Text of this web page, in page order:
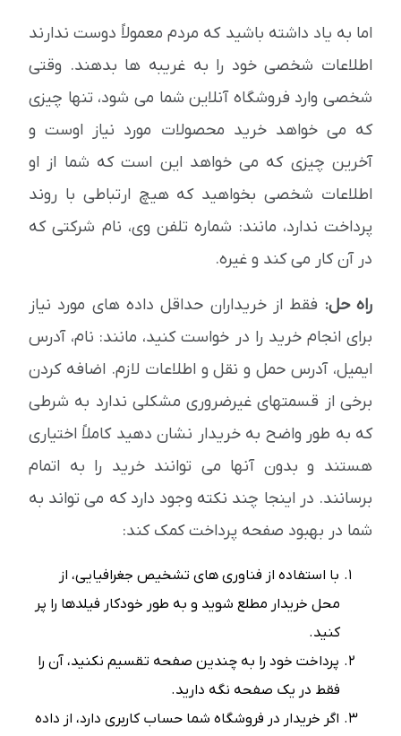
اما به یاد داشته باشید که مردم معمولاً دوست ندارند
اطلاعات شخصی خود را به غریبه ها بدهند. وقتی
شخصی وارد فروشگاه آنلاین شما می شود، تنها چیزی
که می خواهد خرید محصولات مورد نیاز اوست و
آخرین چیزی که می خواهد این است که شما از او
اطلاعات شخصی بخواهید که هیچ ارتباطی با روند
پرداخت ندارد، مانند: شماره تلفن وی، نام شرکتی که
در آن کار می کند و غیره.
راه حل: فقط از خریداران حداقل داده های مورد نیاز
برای انجام خرید را در خواست کنید، مانند: نام، آدرس
ایمیل، آدرس حمل و نقل و اطلاعات لازم. اضافه کردن
برخی از قسمتهای غیرضروری مشکلی ندارد به شرطی
که به طور واضح به خریدار نشان دهید کاملاً اختیاری
هستند و بدون آنها می توانند خرید را به اتمام
برسانند. در اینجا چند نکته وجود دارد که می تواند به
شما در بهبود صفحه پرداخت کمک کند:
با استفاده از فناوری های تشخیص جغرافیایی، از
محل خریدار مطلع شوید و به طور خودکار فیلدها را پر
کنید.
پرداخت خود را به چندین صفحه تقسیم نکنید، آن را
فقط در یک صفحه نگه دارید.
اگر خریدار در فروشگاه شما حساب کاربری دارد، از داده